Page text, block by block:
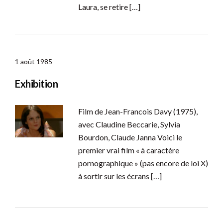
Laura, se retire […]
1 août 1985
Exhibition
Film de Jean-Francois Davy (1975),
avec Claudine Beccarie, Sylvia
Bourdon, Claude Janna Voici le
premier vrai film « à caractère
pornographique » (pas encore de loi X)
à sortir sur les écrans […]